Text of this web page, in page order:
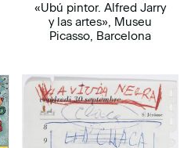
«Ubú pintor. Alfred Jarry
y las artes», Museu
Picasso, Barcelona